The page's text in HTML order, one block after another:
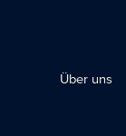
Über uns